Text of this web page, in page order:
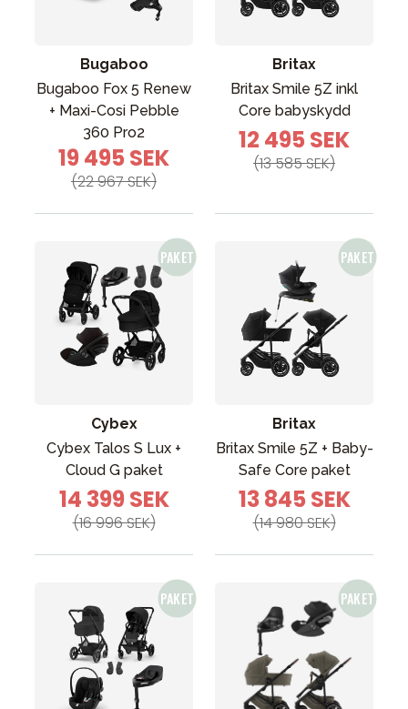
Bugaboo
Bugaboo Fox 5 Renew
+ Maxi-Cosi Pebble
360 Pro2
19 495 SEK
(22 967 SEK)
Britax
Britax Smile 5Z inkl
Core babyskydd
12 495 SEK
(13 585 SEK)
Cybex
Cybex Talos S Lux +
Cloud G paket
14 399 SEK
(16 996 SEK)
Britax
Britax Smile 5Z + Baby-
Safe Core paket
13 845 SEK
(14 980 SEK)